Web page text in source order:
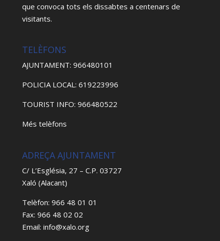
que convoca tots els dissabtes a centenars de
visitants.
TELÈFONS
AJUNTAMENT: 966480101
POLICIA LOCAL: 619223996
TOURIST INFO: 966480522
Més telèfons
ADREÇA AJUNTAMENT
C/ L’Església, 27 – C.P. 03727
Xaló (Alacant)
Telèfon: 966 48 01 01
Fax: 966 48 02 02
Email: info@xalo.org